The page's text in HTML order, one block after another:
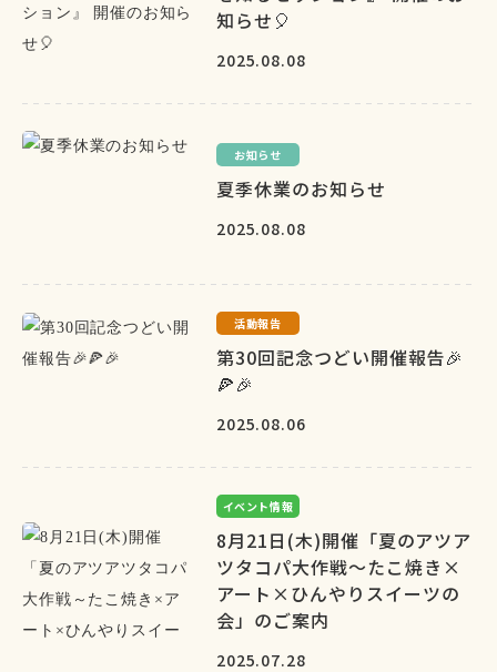
知らせ🎈
2025.08.08
お知らせ
夏季休業のお知らせ
2025.08.08
活動報告
第30回記念つどい開催報告🎉
🍕🎉
2025.08.06
イベント情報
8月21日(木)開催「夏のアツア
ツタコパ大作戦～たこ焼き×
アート×ひんやりスイーツの
会」のご案内
2025.07.28